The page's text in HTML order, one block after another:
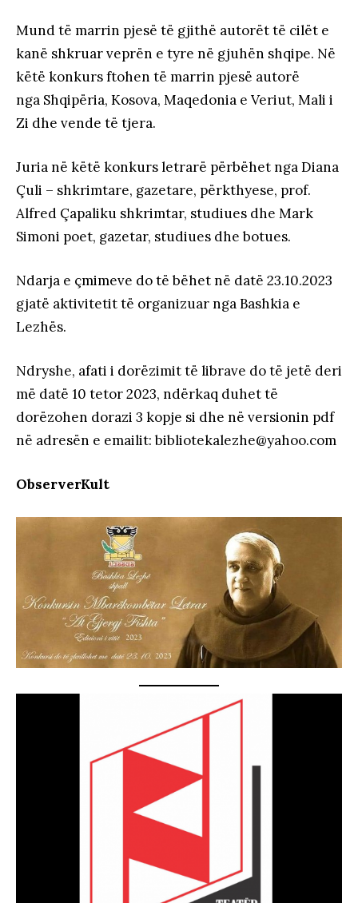
Mund të marrin pjesë të gjithë autorët të cilët e
kanë shkruar veprën e tyre në gjuhën shqipe. Në
këtë konkurs ftohen të marrin pjesë autorë
nga Shqipëria, Kosova, Maqedonia e Veriut, Mali i
Zi dhe vende të tjera.
Juria në këtë konkurs letrarë përbëhet nga Diana
Çuli – shkrimtare, gazetare, përkthyese, prof.
Alfred Çapaliku shkrimtar, studiues dhe Mark
Simoni poet, gazetar, studiues dhe botues.
Ndarja e çmimeve do të bëhet në datë 23.10.2023
gjatë aktivitetit të organizuar nga Bashkia e
Lezhës.
Ndryshe, afati i dorëzimit të librave do të jetë deri
më datë 10 tetor 2023, ndërkaq duhet të
dorëzohen dorazi 3 kopje si dhe në versionin pdf
në adresën e emailit: bibliotekalezhe@yahoo.com
ObserverKult